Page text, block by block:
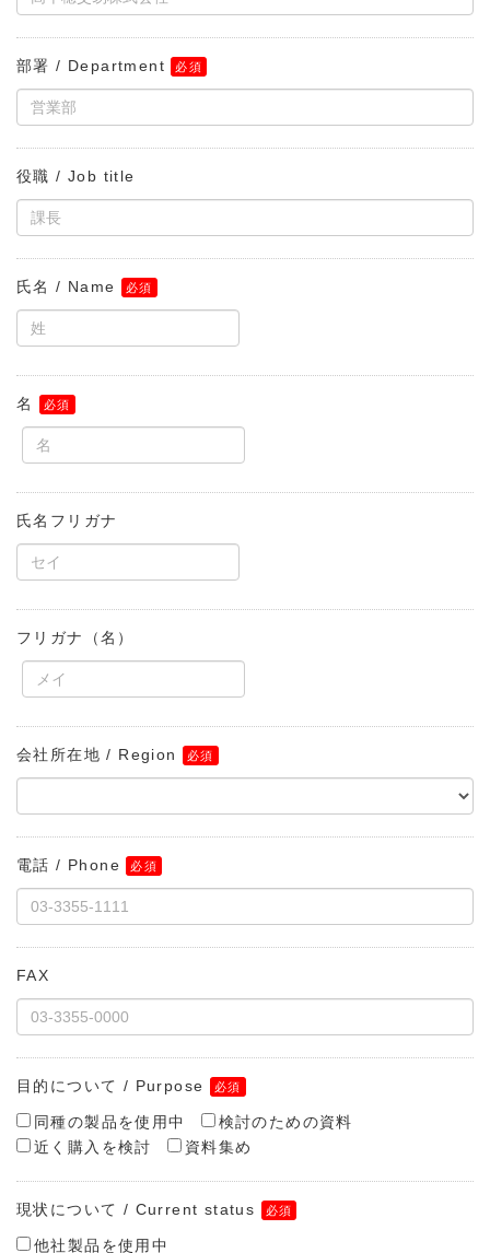
部署 / Department
役職 / Job title
氏名 / Name
名
氏名フリガナ
フリガナ（名）
会社所在地 / Region
電話 / Phone
FAX
目的について / Purpose
同種の製品を使用中
検討のための資料
近く購入を検討
資料集め
現状について / Current status
他社製品を使用中